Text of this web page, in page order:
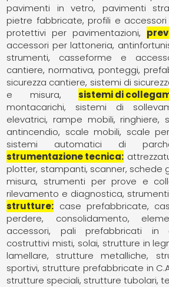
pavimenti in vetro
pavimenti
pietre fabbricate profili e
protettivi per pavimentazioni
accessori per lattoneria
strumenti
casseforme e
cantiere normativa ponteggi
sicurezza cantiere sistemi di
e misura
sistemi di
montacarichi, sistemi di
elevatrici rampe mobili ringhiere
antincendio
scale mobili scale
sistemi automatici di
strumentazione tecnica
plotter, stampanti, scanner, schede
misura
strumenti per prove e
rilevamento e diagnostica
strutture
case prefabbricate
perdere
consolidamento
accessori
pali prefabbricati in
costruttivi misti solai strutture in
lamellare
strutture metalliche
sportivi strutture prefabbricate in
strutture speciali strutture tubolari